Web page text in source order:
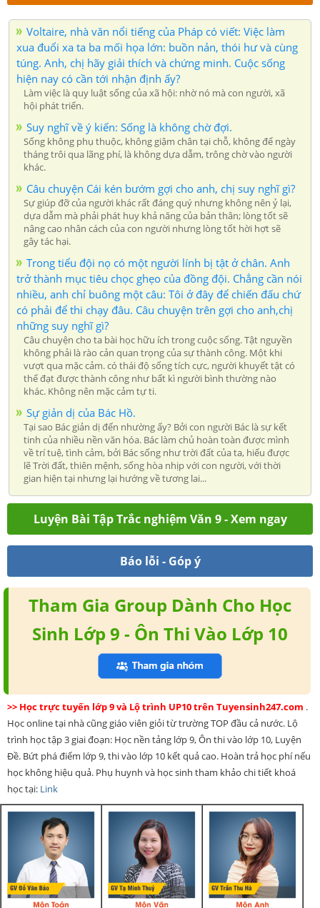
Voltaire, nhà văn nổi tiếng của Pháp có viết: Việc làm
xua đuổi xa ta ba mối họa lớn: buồn nản, thói hư và cùng
túng. Anh, chị hãy giải thích và chứng minh. Cuộc sống
hiện nay có cần tới nhận định ấy?
Làm việc là quy luật sống của xã hội: nhờ nó mà con người, xã
hội phát triển.
Suy nghĩ về ý kiến: Sống là không chờ đợi.
Sống không phụ thuộc, không giậm chân tại chỗ, không để ngày
tháng trôi qua lãng phí, là không dựa dẫm, trông chờ vào người
khác.
Câu chuyện Cái kén bướm gợi cho anh, chị suy nghĩ gì?
Sự giúp đỡ của người khác rất đáng quý nhưng không nên ỷ lại,
dựa dẫm mà phải phát huy khả năng của bản thân; lòng tốt sẽ
nâng cao nhân cách của con người nhưng lòng tốt hời hợt sẽ
gây tác hại.
Trong tiểu đội nọ có một người lính bị tật ở chân. Anh
trở thành mục tiêu chọc ghẹo của đồng đội. Chẳng cần nói
nhiều, anh chỉ buông một câu: Tôi ở đây để chiến đấu chứ
có phải để thi chạy đâu. Câu chuyện trên gợi cho anh,chị
những suy nghĩ gì?
Câu chuyện cho ta bài học hữu ích trong cuộc sống. Tật nguyền
không phải là rào cản quan trọng của sự thành công. Một khi
vượt qua mặc cảm. có thái độ sống tích cực, người khuyết tật có
thể đạt được thành công như bất kì người bình thường nào
khác. Không nên mặc cảm tự ti.
Sự giản dị của Bác Hồ.
Tại sao Bác giản dị đến nhường ấy? Bởi con người Bác là sự kết
tinh của nhiều nền văn hóa. Bác làm chủ hoàn toàn được mình
về trí tuệ, tình cảm, bởi Bác sống như trời đất của ta, hiểu được
lẽ Trời đất, thiên mệnh, sống hòa nhịp với con người, với thời
gian hiện tại nhưng lại hướng về tương lai...
Luyện Bài Tập Trắc nghiệm Văn 9 - Xem ngay
Báo lỗi - Góp ý
Tham Gia Group Dành Cho Học
Sinh Lớp 9 - Ôn Thi Vào Lớp 10
>> Học trực tuyến lớp 9 và Lộ trình UP10 trên Tuyensinh247.com .
Học online tại nhà cũng giáo viên giỏi từ trường TOP đầu cả nước. Lộ
trình học tập 3 giai đoạn: Học nền tảng lớp 9, Ôn thi vào lớp 10, Luyện
Đề. Bứt phá điểm lớp 9, thi vào lớp 10 kết quả cao. Hoàn trả học phí nếu
học không hiệu quả. Phụ huynh và học sinh tham khảo chi tiết khoá
học tại: Link